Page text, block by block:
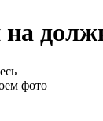
на
фото